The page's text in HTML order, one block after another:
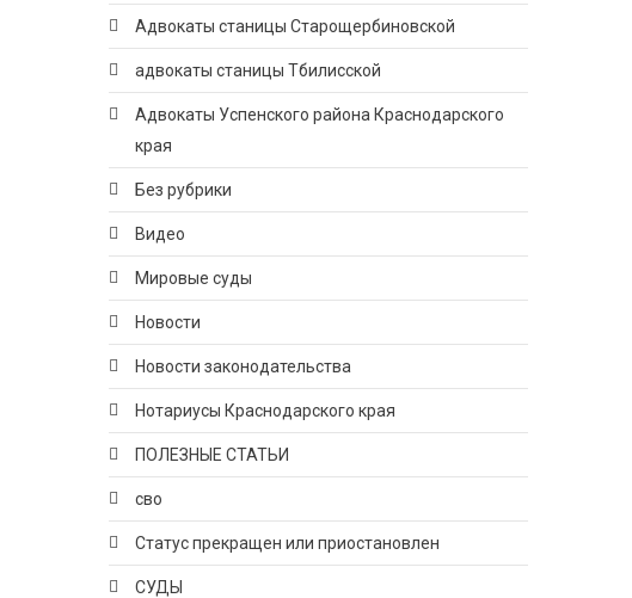
Адвокаты станицы Старощербиновской
адвокаты станицы Тбилисской
Адвокаты Успенского района Краснодарского
края
Без рубрики
Видео
Мировые суды
Новости
Новости законодательства
Нотариусы Краснодарского края
ПОЛЕЗНЫЕ СТАТЬИ
сво
Статус прекращен или приостановлен
СУДЫ